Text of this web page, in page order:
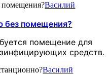
Василий
без помещения?
помещение для
средств.
Василий